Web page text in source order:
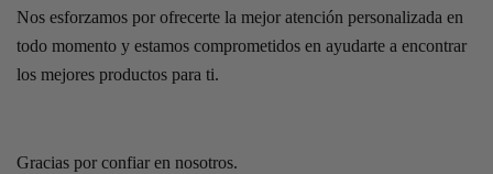
Nos esforzamos por ofrecerte la mejor atención personalizada en
todo momento y estamos comprometidos en ayudarte a encontrar
los mejores productos para ti.
Gracias por confiar en nosotros.